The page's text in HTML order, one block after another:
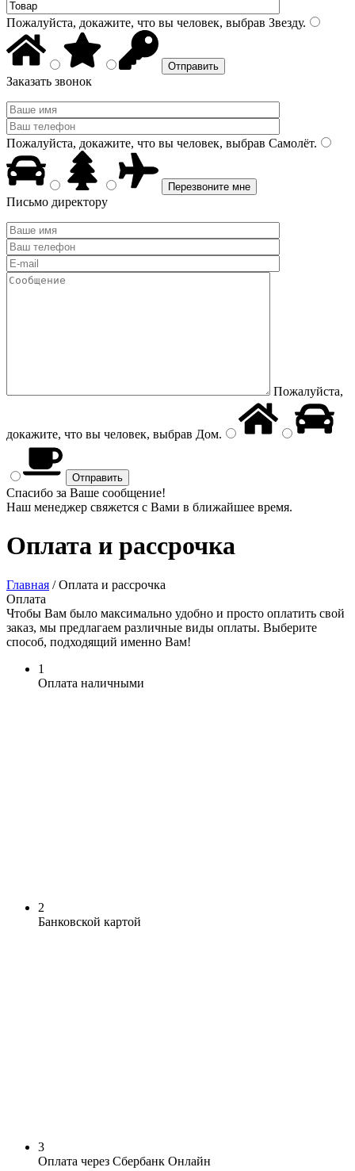
Пожалуйста, докажите, что вы человек, выбрав Звезду.
Заказать звонок
Пожалуйста, докажите, что вы человек, выбрав Самолёт.
Письмо директору
Пожалуйста,
докажите, что вы человек, выбрав Дом.
Спасибо за Ваше сообщение!
Наш менеджер свяжется с Вами в ближайшее время.
Оплата и рассрочка
Главная /Оплата и рассрочка
Оплата
Чтобы Вам было максимально удобно и просто оплатить свой
заказ, мы предлагаем различные виды оплаты. Выберите
способ, подходящий именно Вам!
1
Оплата наличными
2
Банковской картой
3
Оплата через Сбербанк Онлайн